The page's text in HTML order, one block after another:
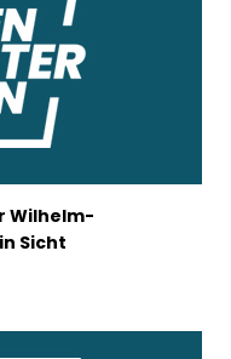
Wilhelm-
Sicht